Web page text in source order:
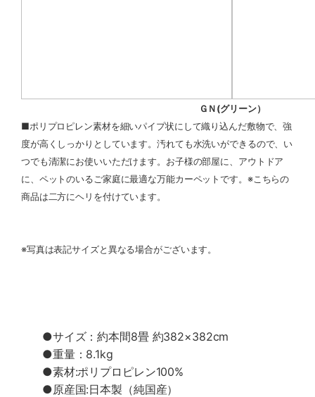
ＧＮ(グリーン）
■ポリプロピレン素材を細いパイプ状にして織り込んだ敷物で、強
度が高くしっかりとしています。汚れても水洗いができるので、い
つでも清潔にお使いいただけます。お子様の部屋に、アウトドア
に、ペットのいるご家庭に最適な万能カーペットです。※こちらの
商品は二方にヘリを付けています。
※写真は表記サイズと異なる場合がございます。
●サイズ：約本間8畳 約382×382cm
●重量：8.1kg
●素材:ポリプロピレン100%
●原産国:日本製（純国産）